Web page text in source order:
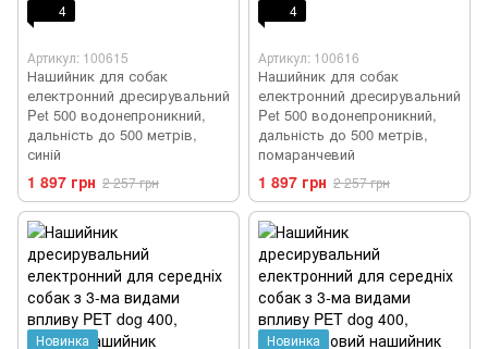
4
Артикул: 100615
Нашийник для собак
електронний дресирувальний
Pet 500 водонепроникний,
дальність до 500 метрів,
синій
1 897 грн 2 257 грн
4
Артикул: 100616
Нашийник для собак
електронний дресирувальний
Pet 500 водонепроникний,
дальність до 500 метрів,
помаранчевий
1 897 грн 2 257 грн
Новинка
Новинка